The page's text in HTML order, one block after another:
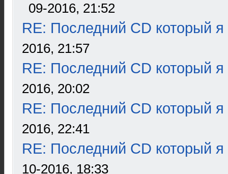
09-2016, 21:52
RE: Последний CD который я
2016, 21:57
RE: Последний CD который я
2016, 20:02
RE: Последний CD который я
2016, 22:41
RE: Последний CD который я
10-2016, 18:33